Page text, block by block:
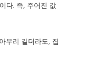
다. 즉, 주어진 값
무리 길더라도, 집